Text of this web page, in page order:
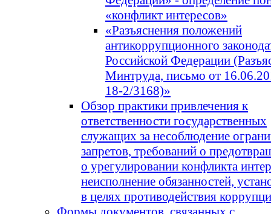
«конфликт интересов»
«Разъяснения положений
антикоррупционного
Российской Федерации
Минтруда, письмо от
18-2/3168)»
Обзор практики привлечения к
ответственности государственных
служащих за несоблюдение
запретов, требований о
о урегулировании конфликта
неисполнение обязанностей,
в целях противодействия